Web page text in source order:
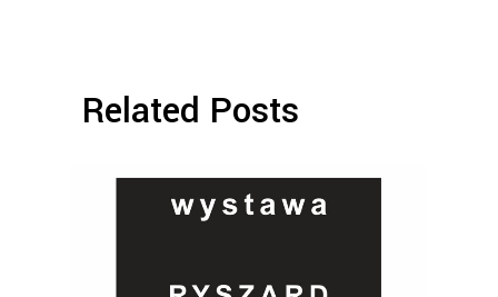
Related Posts